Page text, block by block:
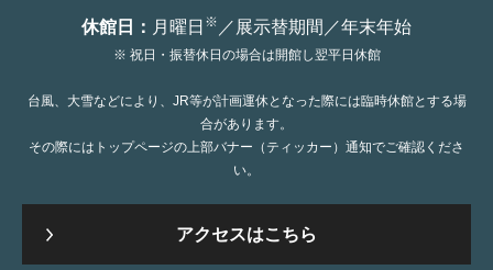
休館日： 月曜日 ※ ／展示替期間／年末年始
※ 祝日・振替休日の場合は開館し翌平日休館
台風、大雪などにより、JR等が計画運休となった際には臨時休館とする場
合があります。
その際にはトップページの上部バナー（ティッカー）通知でご確認くださ
い。
アクセスはこちら